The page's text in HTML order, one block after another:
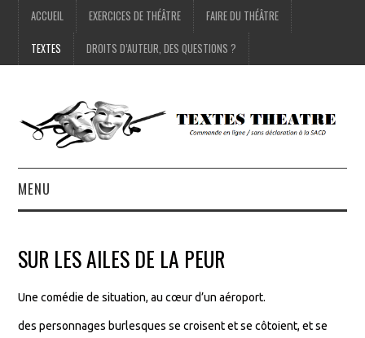
ACCUEIL EXERCICES DE THÉÂTRE FAIRE DU THÉÂTRE
TEXTES DROITS D’AUTEUR, DES QUESTIONS ?
MENU
EXERCICES DE THÉÂTRE
SUR LES AILES DE LA PEUR
Une comédie de situation, au cœur d’un aéroport.
des personnages burlesques se croisent et se côtoient, et se